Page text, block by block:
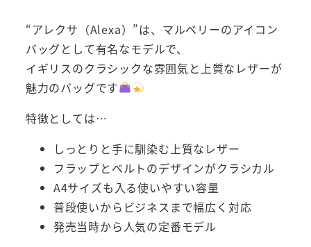
“アレクサ（Alexa）”は、マルベリーのアイコン
バッグとして有名なモデルで、
イギリスのクラシックな雰囲気と上質なレザーが
魅力のバッグです
特徴としては…
しっとりと手に馴染む上質なレザー
フラップとベルトのデザインがクラシカル
A4サイズも入る使いやすい容量
普段使いからビジネスまで幅広く対応
発売当時から人気の定番モデル